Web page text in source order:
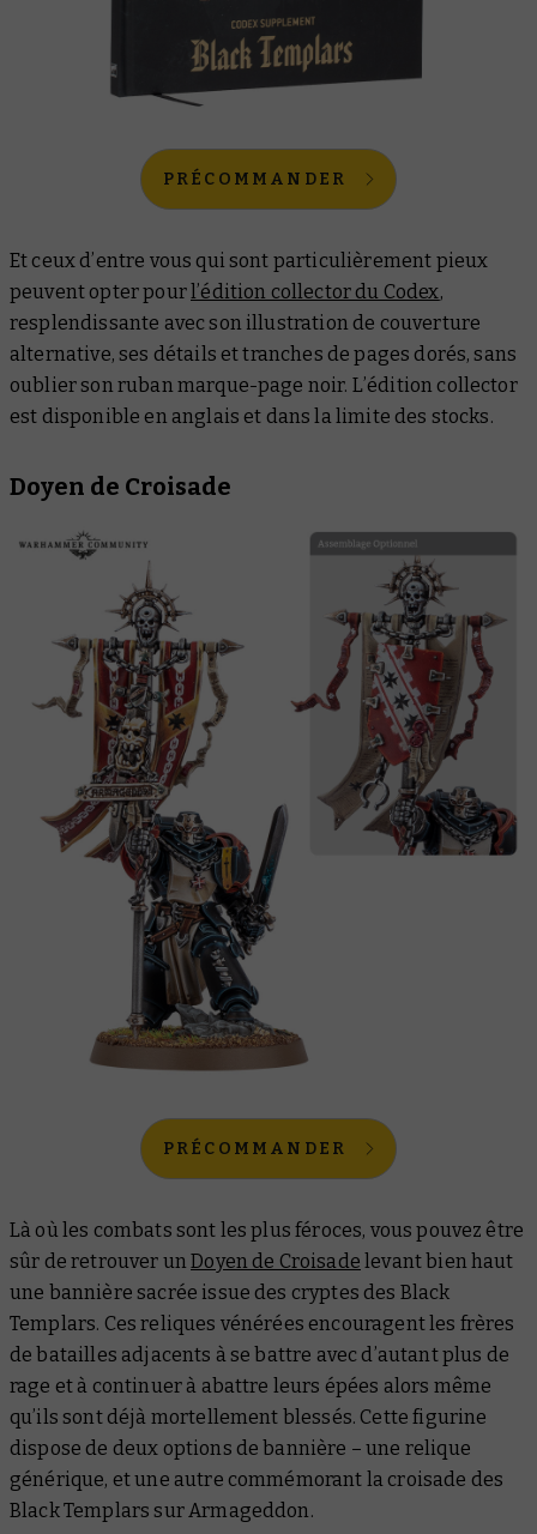
PRÉCOMMANDER
Et ceux d’entre vous qui sont particulièrement pieux
peuvent opter pourl’édition collector du Codex,
resplendissante avec son illustration de couverture
alternative, ses détails et tranches de pages dorés, sans
oublier son ruban marque-page noir. L’édition collector
est disponible en anglais et dans la limite des stocks.
Doyen de Croisade
PRÉCOMMANDER
Là où les combats sont les plus féroces, vous pouvez être
sûr de retrouver unDoyen de Croisade levant bien haut
une bannière sacrée issue des cryptes des Black
Templars. Ces reliques vénérées encouragent les frères
de batailles adjacents à se battre avec d’autant plus de
rage et à continuer à abattre leurs épées alors même
qu’ils sont déjà mortellement blessés. Cette figurine
dispose de deux options de bannière – une relique
générique, et une autre commémorant la croisade des
Black Templars sur Armageddon.